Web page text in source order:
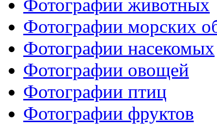
Фотографии животных
Фотографии морских
Фотографии насекомых
Фотографии овощей
Фотографии птиц
Фотографии фруктов